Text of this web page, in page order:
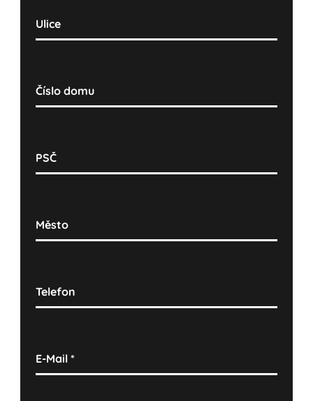
Ulice
Číslo domu
PSČ
Město
Telefon
E-Mail*